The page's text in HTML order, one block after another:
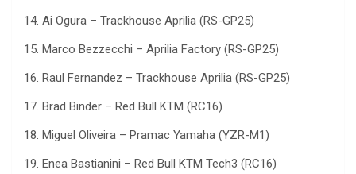
14. Ai Ogura – Trackhouse Aprilia (RS-GP25)
15. Marco Bezzecchi – Aprilia Factory (RS-GP25)
16. Raul Fernandez – Trackhouse Aprilia (RS-GP25)
17. Brad Binder – Red Bull KTM (RC16)
18. Miguel Oliveira – Pramac Yamaha (YZR-M1)
19. Enea Bastianini – Red Bull KTM Tech3 (RC16)